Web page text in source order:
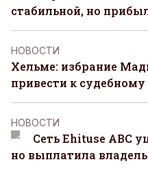
стабильной, но
НОВОСТИ
Хельме: избрание
привести к судебному
НОВОСТИ
Сеть Ehituse ABC
но выплатила